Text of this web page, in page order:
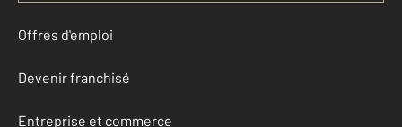
Offres d'emploi
Devenir franchisé
Entreprise et commerce